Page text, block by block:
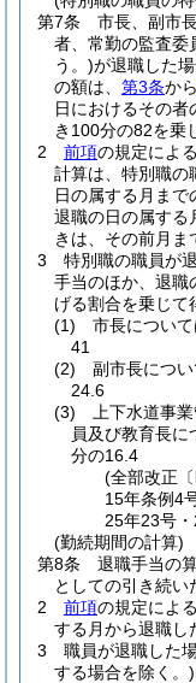
第7条
市長、副市
者、常勤の監査委
う。)が退職した
の額は、 第3条から
日におけるその
き100分の82を乗
2
前項の規定によ
計算は、特別職の
日の属する月まで
退職の日の属する
きは、その前月ま
3
特別職の職員が
手当のほか、退職
げる割合を乗じて
(1)
市長につい
41
(2)
副市長につ
24.6
(3)
上下水道事
員及び教育長
分の16.4
(全部改正
15年条例4
25年23号
(勤続期間の計算)
第8条
退職手当の
としての引き続い
2
前項の規定によ
する月から退職し
3
職員が退職した
する場合を除く。)